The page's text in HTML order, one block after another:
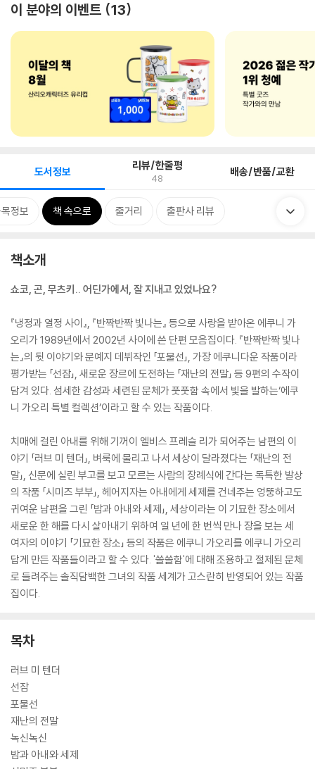
이 분야의 이벤트 13
도서정보 리뷰/한줄평
48 배송/반품/교환
정보 책 속으로 줄거리 출판사 리뷰
책소개
쇼코, 곤, 무츠키.. 어딘가에서, 잘 지내고 있었나요?
『냉정과 열정 사이』, 『반짝반짝 빛나는』 등으로 사랑을 받아온 에쿠니 가
오리가 1989년에서 2002년 사이에 쓴 단편 모음집이다. 『반짝반짝 빛나
는』의 뒷 이야기와 문예지 데뷔작인 「포물선」, 가장 에쿠니다운 작품이라
평가받는 「선잠」, 새로운 장르에 도전하는 「재난의 전말」 등 9편의 수작이
담겨 있다. 섬세한 감성과 세련된 문체가 풋풋함 속에서 빛을 발하는‘에쿠
니 가오리 특별 컬렉션’이라고 할 수 있는 작품이다.
치매에 걸린 아내를 위해 기꺼이 엘비스 프레슬 리가 되어주는 남편의 이
야기 「러브 미 텐더」, 벼룩에 물리고 나서 세상이 달라졌다는 「재난의 전
말」, 신문에 실린 부고를 보고 모르는 사람의 장례식에 간다는 독특한 발상
의 작품 「시미즈 부부」, 헤어지자는 아내에게 세제를 건네주는 엉뚱하고도
귀여운 남편을 그린 「밤과 아내와 세제」, 세상이라는 이 기묘한 장소에서
새로운 한 해를 다시 살아내기 위하여 일 년에 한 번씩 만나 장을 보는 세
여자의 이야기 「기묘한 장소」 등의 작품은 에쿠니 가오리를 에쿠니 가오리
답게 만든 작품들이라고 할 수 있다. '쓸쓸함'에 대해 조용하고 절제된 문체
로 들려주는 솔직담백한 그녀의 작품 세계가 고스란히 반영되어 있는 작품
집이다.
목차
러브 미 텐더
선잠
포물선
재난의 전말
녹신녹신
밤과 아내와 세제